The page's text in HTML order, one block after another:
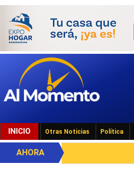
INICIO Otras Noticias Política
AHORA